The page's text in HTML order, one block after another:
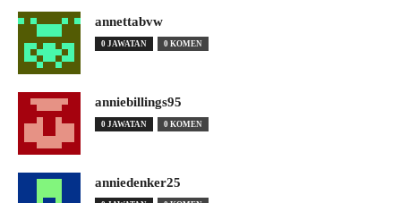
annettabvw
0 JAWATAN 0 KOMEN
anniebillings95
0 JAWATAN 0 KOMEN
anniedenker25